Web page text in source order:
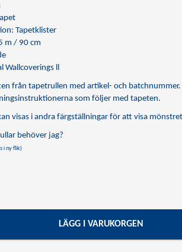
Tapetklister
m / 90 cm
Wallcoverings ll
från tapetrullen med artikel- och batchnummer.
som följer med tapeten.
visas i andra färgställningar för att visa
behöver jag?
i ny flik)
LÄGG I VARUKORGEN